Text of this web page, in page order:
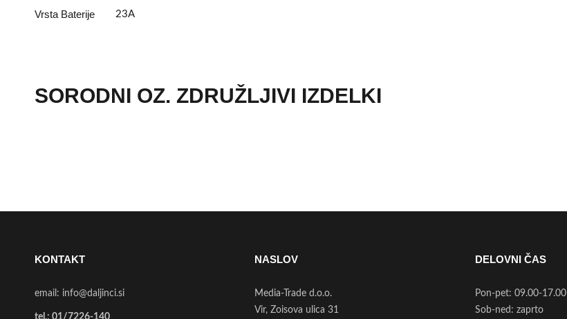
Vrsta Baterije 23A
SORODNI OZ. ZDRUŽLJIVI IZDELKI
KONTAKT
email: info@daljinci.si
tel.: 01/7226-140
NASLOV
Media-Trade d.o.o.
Vir, Zoisova ulica 31
DELOVNI ČAS
Pon-pet: 09.00-17.00
Sob-ned: zaprto